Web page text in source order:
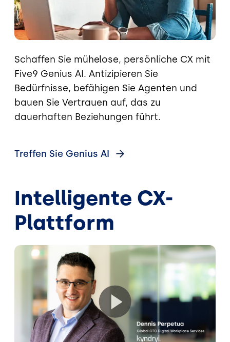
Schaffen Sie mühelose, persönliche CX mit
Five9 Genius AI. Antizipieren Sie
Bedürfnisse, befähigen Sie Agenten und
bauen Sie Vertrauen auf, das zu
dauerhaften Beziehungen führt.
Treffen Sie Genius AI
Intelligente CX-
Plattform